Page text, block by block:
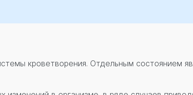
кроветворения. Отдельным состоянием